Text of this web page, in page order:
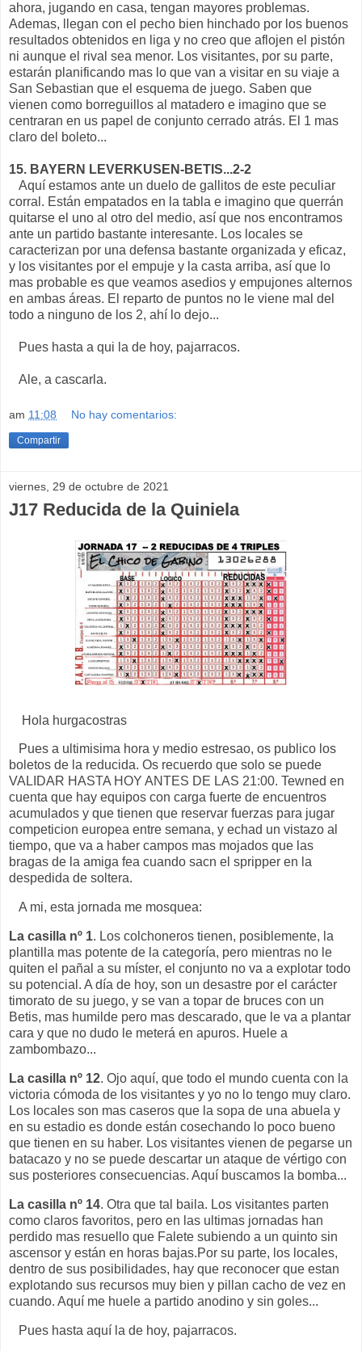
ahora, jugando en casa, tengan mayores problemas.
Ademas, llegan con el pecho bien hinchado por los buenos
resultados obtenidos en liga y no creo que aflojen el pistón
ni aunque el rival sea menor. Los visitantes, por su parte,
estarán planificando mas lo que van a visitar en su viaje a
San Sebastian que el esquema de juego. Saben que
vienen como borreguillos al matadero e imagino que se
centraran en us papel de conjunto cerrado atrás. El 1 mas
claro del boleto...
15. BAYERN LEVERKUSEN-BETIS...2-2
Aquí estamos ante un duelo de gallitos de este peculiar
corral. Están empatados en la tabla e imagino que querrán
quitarse el uno al otro del medio, así que nos encontramos
ante un partido bastante interesante. Los locales se
caracterizan por una defensa bastante organizada y eficaz,
y los visitantes por el empuje y la casta arriba, así que lo
mas probable es que veamos asedios y empujones alternos
en ambas áreas. El reparto de puntos no le viene mal del
todo a ninguno de los 2, ahí lo dejo...
Pues hasta a qui la de hoy, pajarracos.
Ale, a cascarla.
am 11:08 No hay comentarios:
Compartir
viernes, 29 de octubre de 2021
J17 Reducida de la Quiniela
Hola hurgacostras
Pues a ultimisima hora y medio estresao, os publico los
boletos de la reducida. Os recuerdo que solo se puede
VALIDAR HASTA HOY ANTES DE LAS 21:00. Tewned en
cuenta que hay equipos con carga fuerte de encuentros
acumulados y que tienen que reservar fuerzas para jugar
competicion europea entre semana, y echad un vistazo al
tiempo, que va a haber campos mas mojados que las
bragas de la amiga fea cuando sacn el spripper en la
despedida de soltera.
A mi, esta jornada me mosquea:
La casilla nº 1. Los colchoneros tienen, posiblemente, la
plantilla mas potente de la categoría, pero mientras no le
quiten el pañal a su míster, el conjunto no va a explotar todo
su potencial. A día de hoy, son un desastre por el carácter
timorato de su juego, y se van a topar de bruces con un
Betis, mas humilde pero mas descarado, que le va a plantar
cara y que no dudo le meterá en apuros. Huele a
zambombazo...
La casilla nº 12. Ojo aquí, que todo el mundo cuenta con la
victoria cómoda de los visitantes y yo no lo tengo muy claro.
Los locales son mas caseros que la sopa de una abuela y
en su estadio es donde están cosechando lo poco bueno
que tienen en su haber. Los visitantes vienen de pegarse un
batacazo y no se puede descartar un ataque de vértigo con
sus posteriores consecuencias. Aquí buscamos la bomba...
La casilla nº 14. Otra que tal baila. Los visitantes parten
como claros favoritos, pero en las ultimas jornadas han
perdido mas resuello que Falete subiendo a un quinto sin
ascensor y están en horas bajas.Por su parte, los locales,
dentro de sus posibilidades, hay que reconocer que estan
explotando sus recursos muy bien y pillan cacho de vez en
cuando. Aquí me huele a partido anodino y sin goles...
Pues hasta aquí la de hoy, pajarracos.